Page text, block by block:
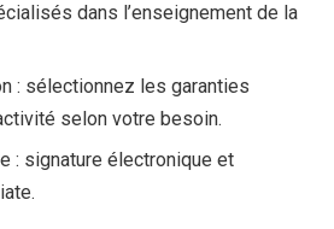
dans l’enseignement de la
: sélectionnez les garanties
selon votre besoin.
: signature électronique et